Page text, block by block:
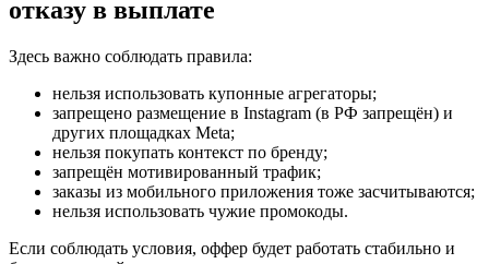
отказу в выплате
Здесь важно соблюдать правила:
нельзя использовать купонные агрегаторы;
запрещено размещение в Instagram (в РФ запрещён) и
других площадках Meta;
нельзя покупать контекст по бренду;
запрещён мотивированный трафик;
заказы из мобильного приложения тоже засчитываются;
нельзя использовать чужие промокоды.
Если соблюдать условия, оффер будет работать стабильно и